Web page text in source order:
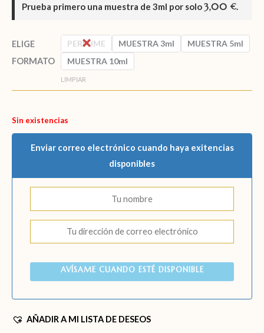
Prueba primero una muestra de 3ml por solo3,00 €.
ELIGE
FORMATO
PERFUME MUESTRA 3ml
MUESTRA 5ml
MUESTRA 10ml
LIMPIAR
Sin existencias
Enviar correo electrónico cuando haya exitencias
disponibles
AVÍSAME CUANDO ESTÉ DISPONIBLE
AÑADIR A MI LISTA DE DESEOS